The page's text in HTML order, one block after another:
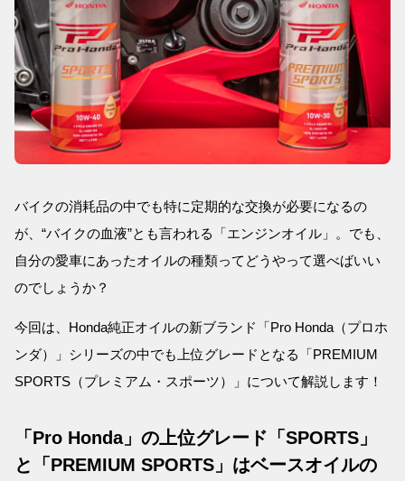
バイクの消耗品の中でも特に定期的な交換が必要になるの
が、“バイクの血液”とも言われる「エンジンオイル」。でも、
自分の愛車にあったオイルの種類ってどうやって選べばいい
のでしょうか？
今回は、Honda純正オイルの新ブランド「Pro Honda（プロホ
ンダ）」シリーズの中でも上位グレードとなる「PREMIUM
SPORTS（プレミアム・スポーツ）」について解説します！
「Pro Honda」の上位グレード「SPORTS」
と「PREMIUM SPORTS」はベースオイルの